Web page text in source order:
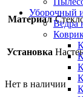
Уборочный
Ведра
Материал
Установка
Нет в наличии